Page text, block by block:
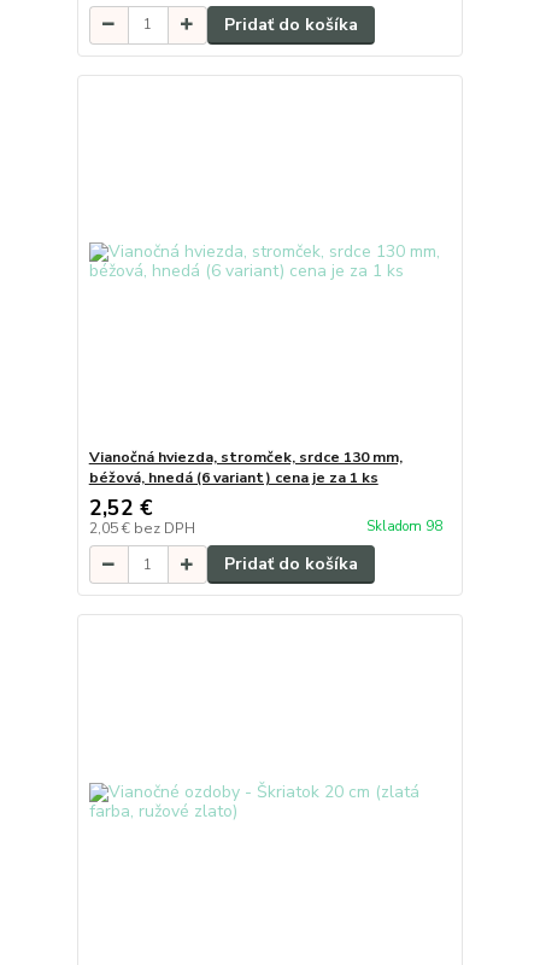
Pridať do košíka
Vianočná hviezda, stromček, srdce 130 mm,
béžová, hnedá (6 variant) cena je za 1 ks
2,52 €
2,05 € bez DPH Skladom 98
Pridať do košíka